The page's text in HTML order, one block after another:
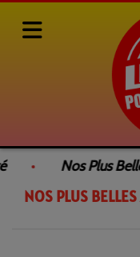
Nos Plus
Rediffusions de
NOS PLUS